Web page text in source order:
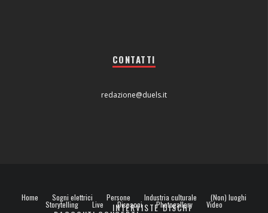
CONTATTI
redazione@duels.it
Home Sogni elettrici Persone
INTERVISTE
Industria culturale
DISCHI
(Non) luoghi
Storytelling Live Dispacci Photogallery Video